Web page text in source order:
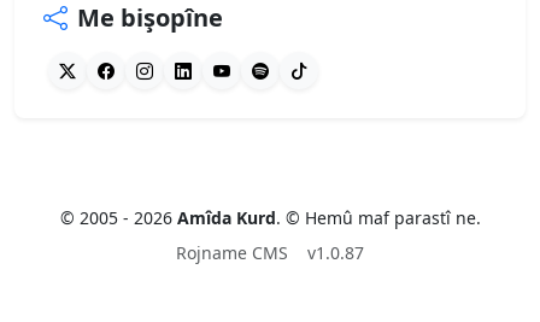
Me bişopîne
© 2005 - 2026 Amîda Kurd. © Hemû maf parastî ne.
Rojname CMS
v1.0.87